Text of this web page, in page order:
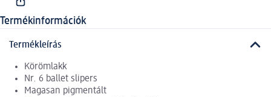
Termékinformációk
Termékleírás
Körömlakk
Nr. 6 ballet slipers
Magasan pigmentált